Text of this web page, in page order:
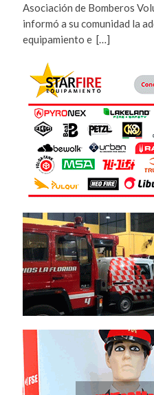
Asociación de Bomberos
informó a su comunidad la
equipamiento e […]